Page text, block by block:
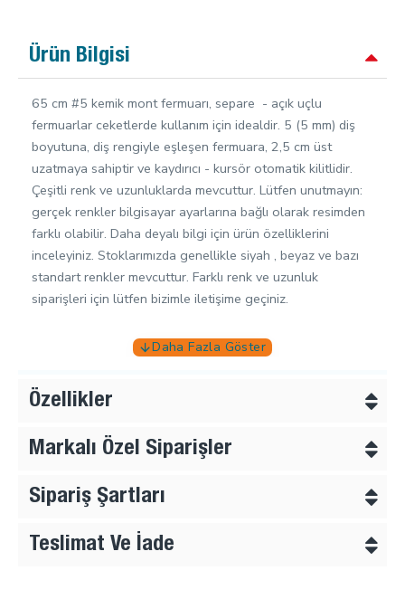
Ürün Bilgisi
65 cm #5 kemik mont fermuarı, separe - açık uçlu
fermuarlar ceketlerde kullanım için idealdir. 5 (5 mm) diş
boyutuna, diş rengiyle eşleşen fermuara, 2,5 cm üst
uzatmaya sahiptir ve kaydırıcı - kursör otomatik kilitlidir.
Çeşitli renk ve uzunluklarda mevcuttur. Lütfen unutmayın:
gerçek renkler bilgisayar ayarlarına bağlı olarak resimden
farklı olabilir. Daha deyalı bilgi için ürün özelliklerini
inceleyiniz. Stoklarımızda genellikle siyah , beyaz ve bazı
standart renkler mevcuttur. Farklı renk ve uzunluk
siparişleri için lütfen bizimle iletişime geçiniz.
Özellikler
Markalı Özel Siparişler
Sipariş Şartları
Teslimat Ve İade